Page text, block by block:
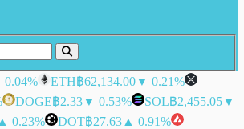
ETH฿62,134.00▼ 0.21%
DOGE฿2.33▼ 0.53% SOL฿2,455.05▼
▲ 0.23% DOT฿27.63 ▲ 0.91%